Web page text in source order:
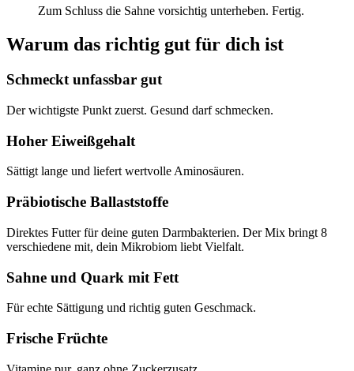
Zum Schluss die Sahne vorsichtig unterheben. Fertig.
Warum das richtig gut für dich ist
Schmeckt unfassbar gut
Der wichtigste Punkt zuerst. Gesund darf schmecken.
Hoher Eiweißgehalt
Sättigt lange und liefert wertvolle Aminosäuren.
Präbiotische Ballaststoffe
Direktes Futter für deine guten Darmbakterien. Der Mix bringt 8
verschiedene mit, dein Mikrobiom liebt Vielfalt.
Sahne und Quark mit Fett
Für echte Sättigung und richtig guten Geschmack.
Frische Früchte